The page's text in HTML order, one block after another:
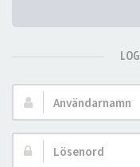
Användarnamn:
Lösenord: